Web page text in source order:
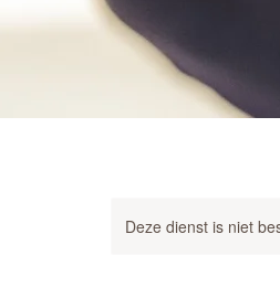
Deze dienst is niet